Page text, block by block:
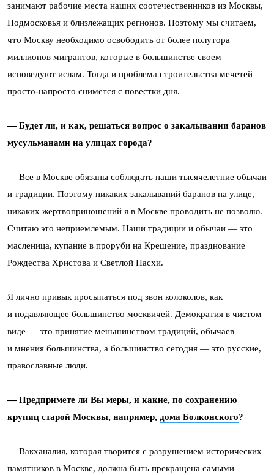
занимают рабочие места наших соотечественников из Москвы,
Подмосковья и близлежащих регионов. Поэтому мы считаем,
что Москву необходимо освободить от более полутора
миллионов мигрантов, которые в большинстве своем
исповедуют ислам. Тогда и проблема строительства мечетей
просто-напросто снимется с повестки дня.
— Будет ли, и как, решаться вопрос о закалывании баранов
мусульманами на улицах города?
— Все в Москве обязаны соблюдать наши тысячелетние обычаи
и традиции. Поэтому никаких закалываний баранов на улице,
никаких жертвоприношений я в Москве проводить не позволю.
Считаю это неприемлемым. Наши традиции и обычаи — это
масленица, купание в проруби на Крещение, празднование
Рождества Христова и Светлой Пасхи.
Я лично привык просыпаться под звон колоколов, как
и подавляющее большинство москвичей. Демократия в чистом
виде — это принятие меньшинством традиций, обычаев
и мнения большинства, а большинство сегодня — это русские,
православные люди.
— Предпримете ли Вы меры, и какие, по сохранению
крупиц старой Москвы, например, дома Болконского?
— Вакханалия, которая творится с разрушением исторических
памятников в Москве, должна быть прекращена самыми